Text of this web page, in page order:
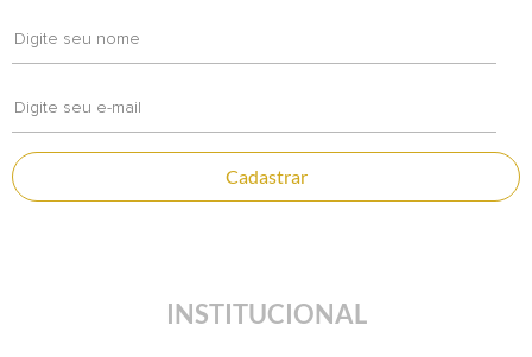
Cadastrar
INSTITUCIONAL